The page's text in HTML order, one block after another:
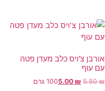
אורבן צ'ויס כלב מעדן פטה
עם עוף
5.50₪
5.00 ₪ 100 גרם